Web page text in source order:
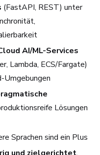
(FastAPI, REST) unter
AI/ML-Services
Lambda, ECS/Fargate)
Umgebungen
Lösungen
Sprachen sind ein Plus